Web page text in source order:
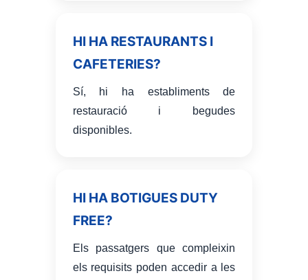
HI HA RESTAURANTS I
CAFETERIES?
Sí, hi ha establiments de
restauració i begudes
disponibles.
HI HA BOTIGUES DUTY
FREE?
Els passatgers que compleixin
els requisits poden accedir a les